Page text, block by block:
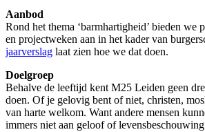
Aanbod
Rond het thema ‘barmhartigheid’ bieden we
en projectweken aan in het kader van
jaarverslag laat zien hoe we dat doen.
Doelgroep
Behalve de leeftijd kent M25 Leiden geen
doen. Of je gelovig bent of niet, christen,
van harte welkom. Want andere mensen
immers niet aan geloof of